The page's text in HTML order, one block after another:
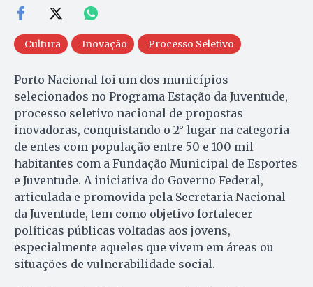
Cultura Inovação Processo Seletivo
Porto Nacional foi um dos municípios
selecionados no Programa Estação da Juventude,
processo seletivo nacional de propostas
inovadoras, conquistando o 2° lugar na categoria
de entes com população entre 50 e 100 mil
habitantes com a Fundação Municipal de Esportes
e Juventude. A iniciativa do Governo Federal,
articulada e promovida pela Secretaria Nacional
da Juventude, tem como objetivo fortalecer
políticas públicas voltadas aos jovens,
especialmente aqueles que vivem em áreas ou
situações de vulnerabilidade social.